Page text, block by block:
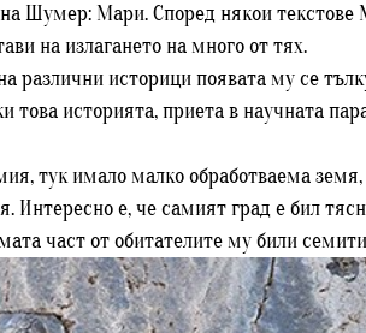
Шумер: Мари. Според някои текстове
на излагането на много от тях.
различни историци появата му се
това историята, приета в научната
тук имало малко обработваема
е, че самият град е бил
част от обитателите му били